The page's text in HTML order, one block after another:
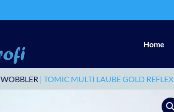
Home
WOBBLER | TOMIC MULTI LAUBE GOLD REFLEX